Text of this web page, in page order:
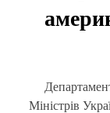
Міністрів